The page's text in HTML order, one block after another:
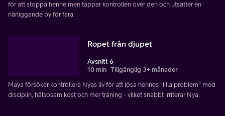
för att stoppa henne men tappar kontrollen över den och utsätter en
närliggande by för fara.
Ropet från djupet
Avsnitt 6
10 min Tillgänglig 3+ månader
Maya försöker kontrollera Nyas liv för att lösa hennes "lilla problem" med
disciplin, hälsosam kost och mer träning - vilket snabbt irriterar Nya.